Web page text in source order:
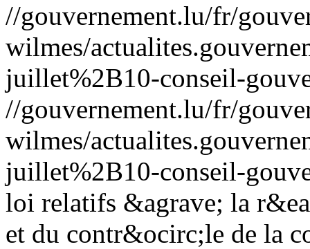
//gouvernement.lu/fr/
wilmes/
juillet%2B10-conseil-
//gouvernement.lu/fr/
wilmes/
juillet%2B10-conseil-
loi relatifs &agrave; la
et du contr&ocirc;le de la